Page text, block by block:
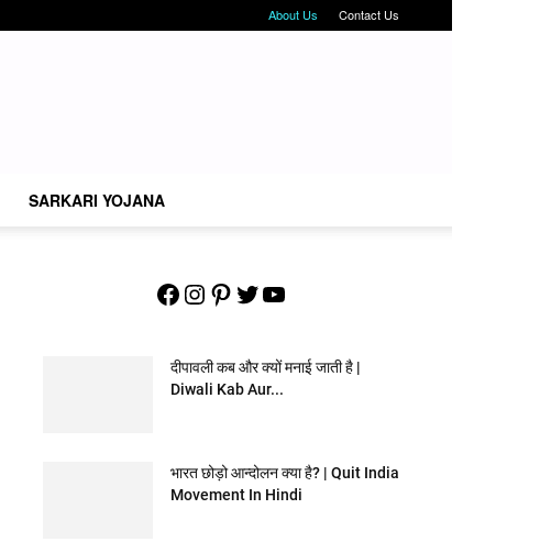
About Us Contact Us
SARKARI YOJANA
Facebook
Instagram
Pinterest
Twitter
YouTube
दीपावली कब और क्यों मनाई जाती है |
Diwali Kab Aur...
भारत छोड़ो आन्दोलन क्या है? | Quit India
Movement In Hindi